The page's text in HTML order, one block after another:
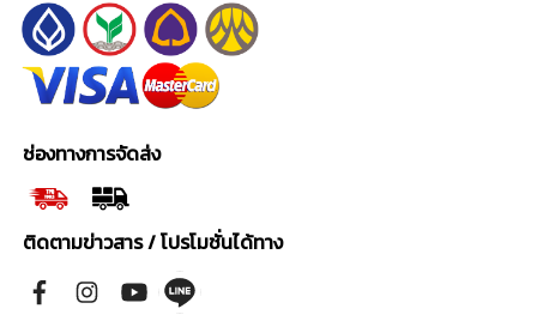
ช่องทางการจัดส่ง
ติดตามข่าวสาร / โปรโมชั่นได้ทาง